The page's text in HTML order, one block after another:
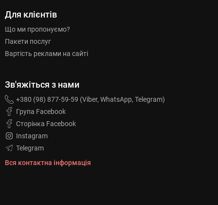
Для клієнтів
Що ми пропонуємо?
Пакети послуг
Вартість реклами на сайті
Зв'яжіться з нами
+380 (98) 877-59-59 (Viber, WhatsApp, Telegram)
Група Facebook
Сторінка Facebook
Instagram
Telegram
Вся контактна інформація